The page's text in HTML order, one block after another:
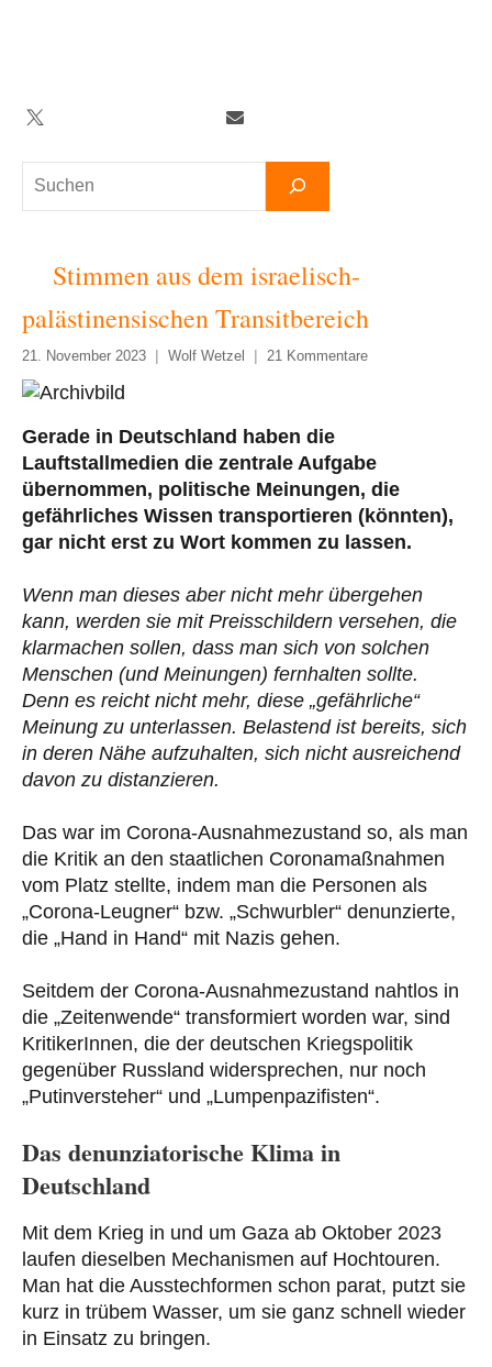
Suchen
Twitter TelegramNewsletter
Stimmen aus dem israelisch-
palästinensischen Transitbereich
21. November 2023 Wolf Wetzel 21 Kommentare
Gerade in Deutschland haben die
Lauftstallmedien die zentrale Aufgabe
übernommen, politische Meinungen, die
gefährliches Wissen transportieren (könnten),
gar nicht erst zu Wort kommen zu lassen.
Wenn man dieses aber nicht mehr übergehen
kann, werden sie mit Preisschildern versehen, die
klarmachen sollen, dass man sich von solchen
Menschen (und Meinungen) fernhalten sollte.
Denn es reicht nicht mehr, diese „gefährliche“
Meinung zu unterlassen. Belastend ist bereits, sich
in deren Nähe aufzuhalten, sich nicht ausreichend
davon zu distanzieren.
Das war im Corona-Ausnahmezustand so, als man
die Kritik an den staatlichen Coronamaßnahmen
vom Platz stellte, indem man die Personen als
„Corona-Leugner“ bzw. „Schwurbler“ denunzierte,
die „Hand in Hand“ mit Nazis gehen.
Seitdem der Corona-Ausnahmezustand nahtlos in
die „Zeitenwende“ transformiert worden war, sind
KritikerInnen, die der deutschen Kriegspolitik
gegenüber Russland widersprechen, nur noch
„Putinversteher“ und „Lumpenpazifisten“.
Das denunziatorische Klima in
Deutschland
Mit dem Krieg in und um Gaza ab Oktober 2023
laufen dieselben Mechanismen auf Hochtouren.
Man hat die Ausstechformen schon parat, putzt sie
kurz in trübem Wasser, um sie ganz schnell wieder
in Einsatz zu bringen.